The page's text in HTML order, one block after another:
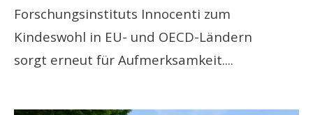
Forschungsinstituts Innocenti zum
Kindeswohl in EU- und OECD-Ländern
sorgt erneut für Aufmerksamkeit....